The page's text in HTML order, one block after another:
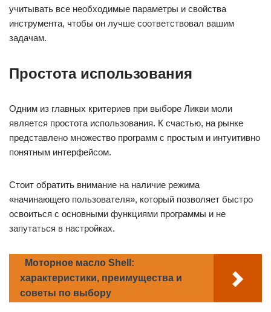
учитывать все необходимые параметры и свойства
инструмента, чтобы он лучше соответствовал вашим
задачам.
Простота использования
Одним из главных критериев при выборе Ликви моли
является простота использования. К счастью, на рынке
представлено множество программ с простым и интуитивно
понятным интерфейсом.
Стоит обратить внимание на наличие режима
«начинающего пользователя», который позволяет быстро
освоиться с основными функциями программы и не
запутаться в настройках.
Моторное масло Shell:
характеристики, преимущества и
советы по выбору